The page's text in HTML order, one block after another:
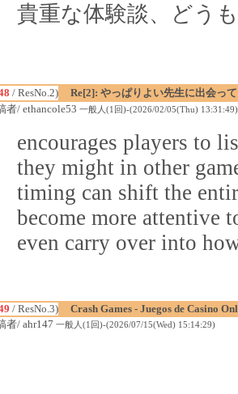
貴重な体験談、どう
/ ResNo.2)
Re[2]: やっぱりよい先生に出会っ
者/ ethancole53 一般人(1回)-(2026/02/05(Thu) 13:31:49)
encourages players to
they might in other
timing can shift the
become more attentive
even carry over into
/ ResNo.3)
Crash Games - Juegos de Casino
者/ ahr147 一般人(1回)-(2026/07/15(Wed) 15:14:29)